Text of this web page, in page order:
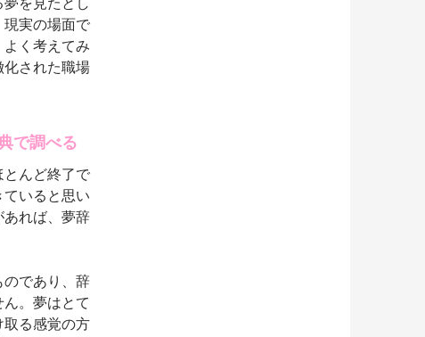
現実の場面で
く考えてみ
化された職場
で調べる
んど終了で
いると思い
あれば、夢辞
のであり、辞
。夢はとて
取る感覚の方